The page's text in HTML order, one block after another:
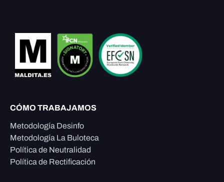
CÓMO TRABAJAMOS
Metodología Desinfo
Metodología La Buloteca
Política de Neutralidad
Política de Rectificación